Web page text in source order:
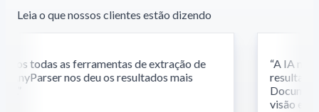
Leia o que nossos clientes estão dizendo
todas as ferramentas de extração de
nos deu os resultados mais
A IA
resultados
visão e